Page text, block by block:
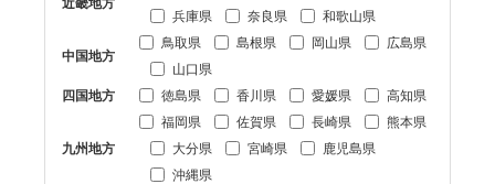
兵庫県
奈良県 和歌山県
中国地方
鳥取県 島根県 岡山県
広島県
山口県
四国地方
徳島県 香川県 愛媛県 高知県
九州地方
福岡県 佐賀県 長崎県
熊本県
大分県
宮崎県
鹿児島県
沖縄県